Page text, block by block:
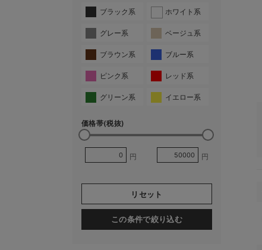
ブラック系 ホワイト系
グレー系 ベージュ系
ブラウン系 ブルー系
ピンク系 レッド系
グリーン系 イエロー系
価格帯(税抜)
円 円
リセット
この条件で絞り込む